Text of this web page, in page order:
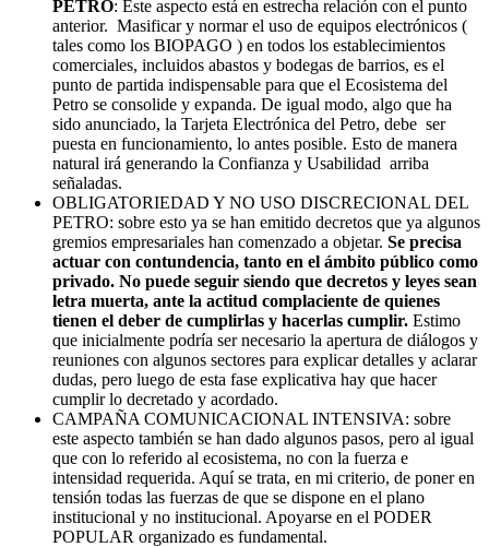
PETRO: Este aspecto está en estrecha relación con el punto
anterior. Masificar y normar el uso de equipos electrónicos (
tales como los BIOPAGO ) en todos los establecimientos
comerciales, incluidos abastos y bodegas de barrios, es el
punto de partida indispensable para que el Ecosistema del
Petro se consolide y expanda. De igual modo, algo que ha
sido anunciado, la Tarjeta Electrónica del Petro, debe ser
puesta en funcionamiento, lo antes posible. Esto de manera
natural irá generando la Confianza y Usabilidad arriba
señaladas.
OBLIGATORIEDAD Y NO USO DISCRECIONAL DEL
PETRO: sobre esto ya se han emitido decretos que ya algunos
gremios empresariales han comenzado a objetar. Se precisa
actuar con contundencia, tanto en el ámbito público como
privado. No puede seguir siendo que decretos y leyes sean
letra muerta, ante la actitud complaciente de quienes
tienen el deber de cumplirlas y hacerlas cumplir. Estimo
que inicialmente podría ser necesario la apertura de diálogos y
reuniones con algunos sectores para explicar detalles y aclarar
dudas, pero luego de esta fase explicativa hay que hacer
cumplir lo decretado y acordado.
CAMPAÑA COMUNICACIONAL INTENSIVA: sobre
este aspecto también se han dado algunos pasos, pero al igual
que con lo referido al ecosistema, no con la fuerza e
intensidad requerida. Aquí se trata, en mi criterio, de poner en
tensión todas las fuerzas de que se dispone en el plano
institucional y no institucional. Apoyarse en el PODER
POPULAR organizado es fundamental.